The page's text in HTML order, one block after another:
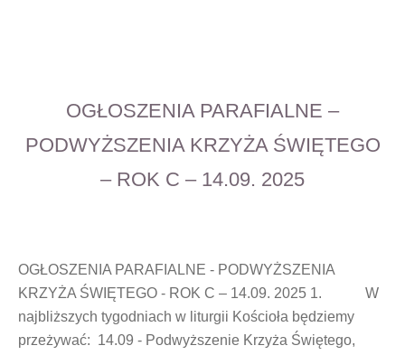
OGŁOSZENIA PARAFIALNE –
PODWYŻSZENIA KRZYŻA ŚWIĘTEGO
– ROK C – 14.09. 2025
OGŁOSZENIA PARAFIALNE - PODWYŻSZENIA
KRZYŻA ŚWIĘTEGO - ROK C – 14.09. 2025 1. W
najbliższych tygodniach w liturgii Kościoła będziemy
przeżywać: 14.09 - Podwyższenie Krzyża Świętego,